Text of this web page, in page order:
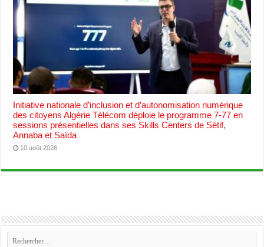
Initiative nationale d’inclusion et d’autonomisation numérique
des citoyens Algérie Télécom déploie le programme 7-77 en
sessions présentielles dans ses Skills Centers de Sétif,
Annaba et Saïda
10 août 2026